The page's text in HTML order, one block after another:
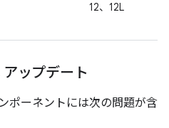
12、12L
ップデート
ポーネントには次の問題が含